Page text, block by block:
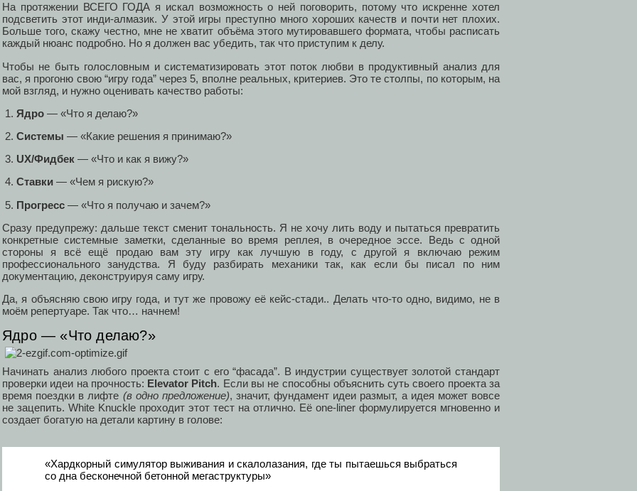
На протяжении ВСЕГО ГОДА я искал возможность о ней поговорить, потому что искренне хотел
подсветить этот инди-алмазик. У этой игры преступно много хороших качеств и почти нет плохих.
Больше того, скажу честно, мне не хватит объёма этого мутировавшего формата, чтобы расписать
каждый нюанс подробно. Но я должен вас убедить, так что приступим к делу.
Чтобы не быть голословным и систематизировать этот поток любви в продуктивный анализ для
вас, я прогоню свою “игру года” через 5, вполне реальных, критериев. Это те столпы, по которым, на
мой взгляд, и нужно оценивать качество работы:
Ядро — «Что я делаю?»
Системы — «Какие решения я принимаю?»
UX/Фидбек — «Что и как я вижу?»
Ставки — «Чем я рискую?»
Прогресс — «Что я получаю и зачем?»
Сразу предупрежу: дальше текст сменит тональность. Я не хочу лить воду и пытаться превратить
конкретные системные заметки, сделанные во время реплея, в очередное эссе. Ведь с одной
стороны я всё ещё продаю вам эту игру как лучшую в году, с другой я включаю режим
профессионального занудства. Я буду разбирать механики так, как если бы писал по ним
документацию, деконструируя саму игру.
Да, я объясняю свою игру года, и тут же провожу её кейс-стади.. Делать что-то одно, видимо, не в
моём репертуаре. Так что… начнем!
Ядро — «Что делаю?»
Начинать анализ любого проекта стоит с его “фасада”. В индустрии существует золотой стандарт
проверки идеи на прочность: Elevator Pitch. Если вы не способны объяснить суть своего проекта за
время поездки в лифте (в одно предложение), значит, фундамент идеи размыт, а идея может вовсе
не зацепить. White Knuckle проходит этот тест на отлично. Её one-liner формулируется мгновенно и
создает богатую на детали картину в голове:
«Хардкорный симулятор выживания и скалолазания, где ты пытаешься выбраться
со дна бесконечной бетонной мегаструктуры»